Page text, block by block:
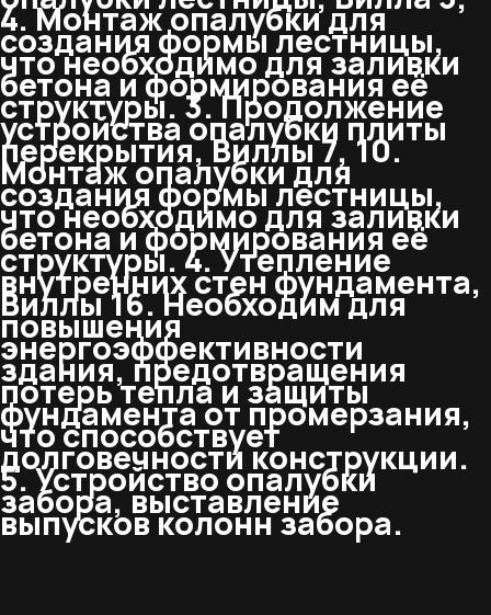
4. Монтаж опалубки для
создания формы лестницы,
что необходимо для заливки
бетона и формирования её
структуры. 3. Продолжение
устройства опалубки плиты
перекрытия, Виллы 7, 10.
Монтаж опалубки для
создания формы лестницы,
что необходимо для заливки
бетона и формирования её
структуры. 4. Утепление
внутренних стен фундамента,
Виллы 16. Необходим для
повышения
энергоэффективности
здания, предотвращения
потерь тепла и защиты
фундамента от промерзания,
что способствует
долговечности конструкции.
5. Устройство опалубки
забора, выставление
выпусков колонн забора.